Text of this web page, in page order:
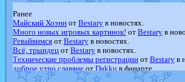
Ранее
Майский Хоэннот Bestaryв новостях.
Много новых игровых картинок! от Bestaryв
Ревайвимсяот Bestaryв новостях.
Всё, трындецот Bestaryв новостях.
Технические проблемы регистрацииот Bestaryв
доброе утро славянеот Dakku в фанарте.
Йолда и Мимикью отMavisNyanCatв фанарте.